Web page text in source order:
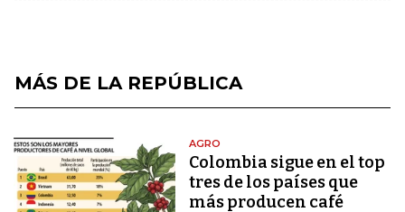
MÁS DE LA REPÚBLICA
AGRO
Colombia sigue en el top
tres de los países que
más producen café